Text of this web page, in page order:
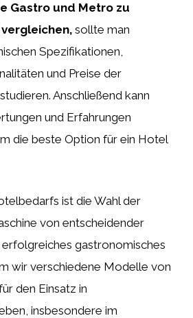
Gastro und Metro zu
sollte man
Spezifikationen,
und Preise der
Anschließend kann
und Erfahrungen
die beste Option für ein Hotel
ist die Wahl der
von entscheidender
gastronomisches
wir verschiedene Modelle von
den Einsatz in
insbesondere im